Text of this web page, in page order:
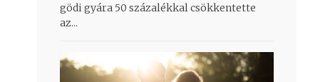
gödi gyára 50 százalékkal csökkentette
az...